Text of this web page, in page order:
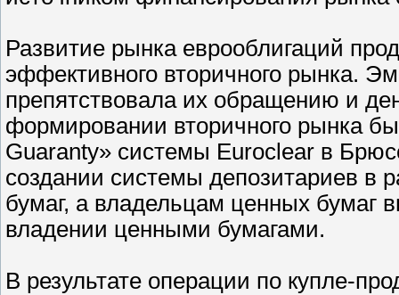
Развитие рынка еврооблигаций
эффективного вторичного рынка.
препятствовала их обращению и
формировании вторичного рынка
Guaranty» системы Euroclear в
создании системы депозитариев в
бумаг, а владельцам ценных бумаг
владении ценными бумагами.
В результате операции по купле-